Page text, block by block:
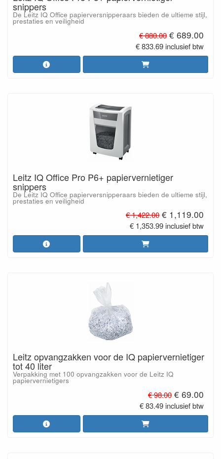
snippers
De Leitz IQ Office papierversnipperaars bieden de ultieme stijl,
prestaties en veiligheid
€ 880.00 € 689.00
€ 833.69 inclusief btw
Leitz IQ Office Pro P6+ papiervernietiger
snippers
De Leitz IQ Office papierversnipperaars bieden de ultieme stijl,
prestaties en veiligheid
€ 1,422.00 € 1,119.00
€ 1,353.99 inclusief btw
Leitz opvangzakken voor de IQ papiervernietiger
tot 40 liter
Verpakking met 100 opvangzakken voor de Leitz IQ
papiervernietigers
€ 98.00 € 69.00
€ 83.49 inclusief btw